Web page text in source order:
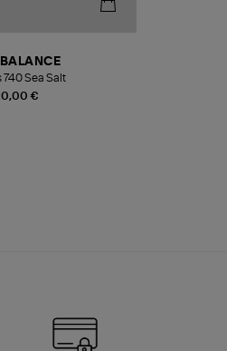
€
BALANCE
740 Sea Salt